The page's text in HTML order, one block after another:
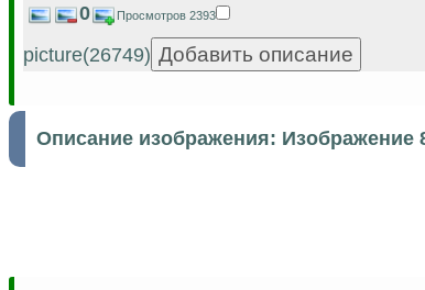
0 Просмотров 2393
picture(26749)
Описание изображения: Изображение